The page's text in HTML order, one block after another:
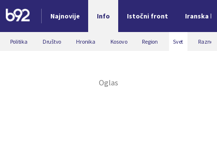
Najnovije Info Istočni front Iranska
Nova vest
Politika Društvo Hronika Kosovo Region Svet Razno